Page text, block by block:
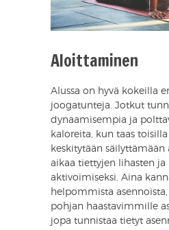
Aloittaminen
Alussa on hyvä kokeilla
joogatunteja. Jotkut
dynaamisempia ja
kaloreita, kun taas
keskitytään
aikaa tiettyjen lihasten ja
aktivoimiseksi. Aina
helpommista
pohjan haastavimmille
jopa tunnistaa tietyt